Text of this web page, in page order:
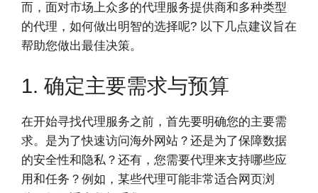
而，面对市场上众多的代理服务提供商和多种类型
的代理，如何做出明智的选择呢? 以下几点建议旨在
帮助您做出最佳决策。
1. 确定主要需求与预算
在开始寻找代理服务之前，首先要明确您的主要需
求。是为了快速访问海外网站？还是为了保障数据
的安全性和隐私？还有，您需要代理来支持哪些应
用和任务？例如，某些代理可能非常适合网页浏